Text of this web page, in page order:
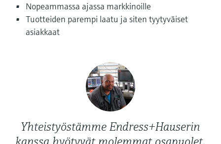
Nopeammassa ajassa markkinoille
Tuotteiden parempi laatu ja siten tyytyväiset
asiakkaat
Yhteistyöstämme Endress+Hauserin